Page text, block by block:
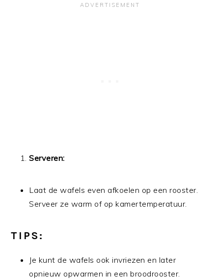
Serveren:
Laat de wafels even afkoelen op een rooster.
Serveer ze warm of op kamertemperatuur.
TIPS:
Je kunt de wafels ook invriezen en later
opnieuw opwarmen in een broodrooster.